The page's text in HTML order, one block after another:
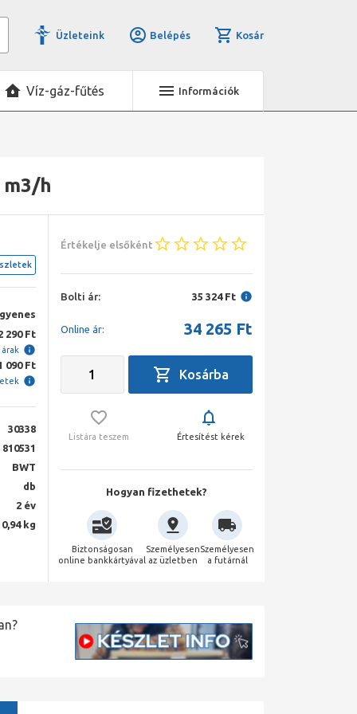
Üzleteink Belépés Kosár
Víz-gáz-fűtés Információk
h
290 Ft
090 Ft
30338
810531
BWT
db
2 év
0,94 kg
Értékelje elsőként
Bolti ár: 35 324 Ft
Online ár: 34 265 Ft
Listára teszem Értesítést kérek
Hogyan fizethetek?
Biztonságosan
online bankkártyával
Személyesen
az üzletben
Személyesen
a futárnál